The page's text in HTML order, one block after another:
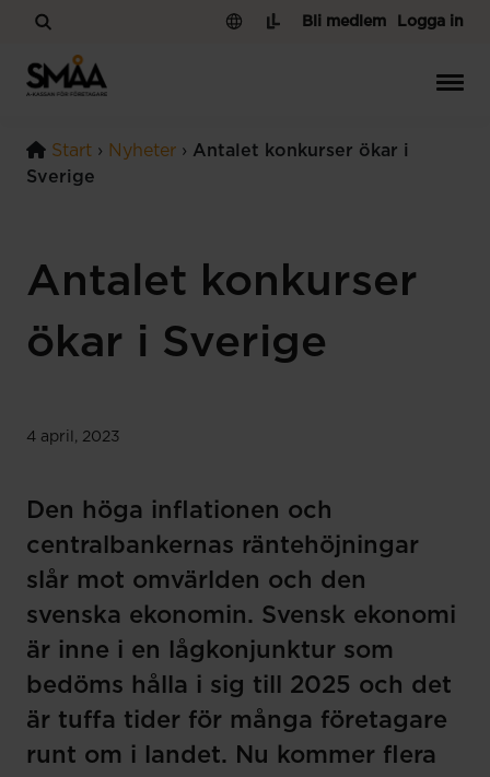
Hoppa till innehåll
Logga in
Bli medlem
Start › Nyheter › Antalet konkurser ökar i
Sverige
Antalet konkurser
ökar i Sverige
4 april, 2023
Den höga inflationen och
centralbankernas räntehöjningar
slår mot omvärlden och den
svenska ekonomin. Svensk ekonomi
är inne i en lågkonjunktur som
bedöms hålla i sig till 2025 och det
är tuffa tider för många företagare
runt om i landet. Nu kommer flera